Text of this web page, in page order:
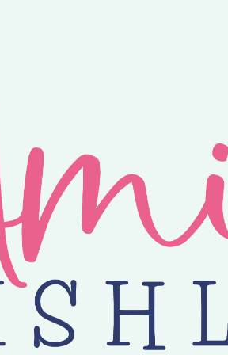
ontvang je 25% korting op alle losse